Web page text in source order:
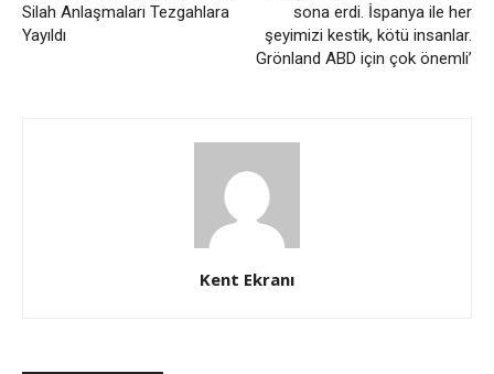
Silah Anlaşmaları Tezgahlara
Yayıldı
sona erdi. İspanya ile her
şeyimizi kestik, kötü insanlar.
Grönland ABD için çok önemli’
Kent Ekranı